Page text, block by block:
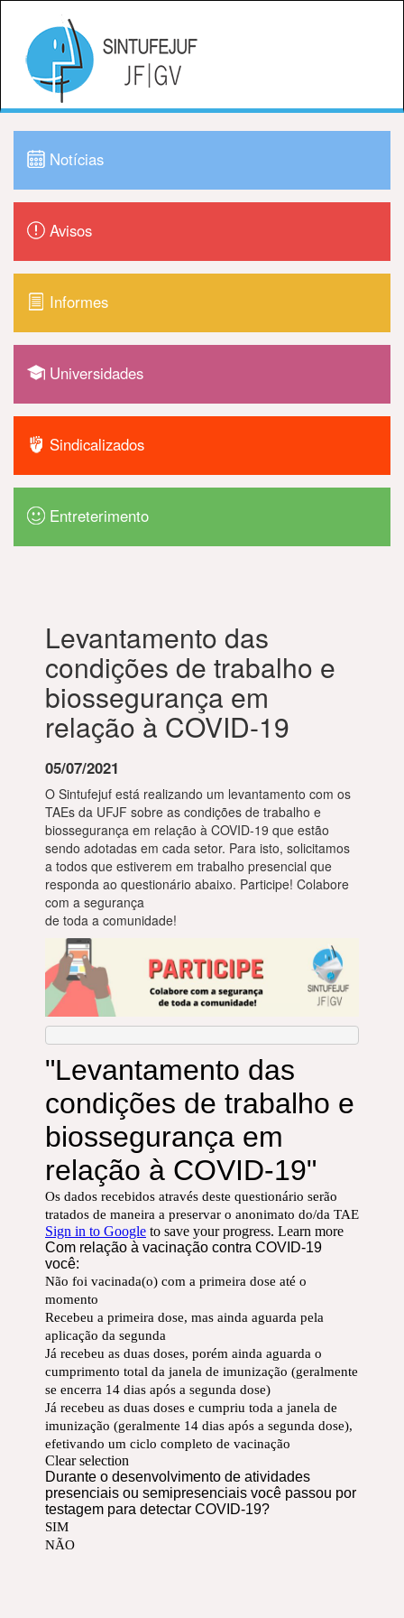
Notícias
Avisos
Informes
Universidades
Sindicalizados
Entreterimento
Levantamento das
condições de trabalho e
biossegurança em
relação à COVID-19
05/07/2021
O Sintufejuf está realizando um levantamento com os
TAEs da UFJF sobre as condições de trabalho e
biossegurança em relação à COVID-19 que estão
sendo adotadas em cada setor. Para isto, solicitamos
a todos que estiverem em trabalho presencial que
responda ao questionário abaixo. Participe! Colabore
com a segurança
de toda a comunidade!